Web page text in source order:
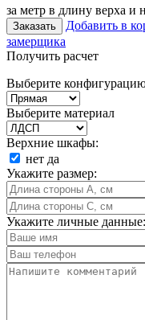
за метр в длину верха и
Заказать Добавить в
замерщика
Получить расчет
Выберите
Выберите материал
Верхние шкафы:
нет да
Укажите размер:
Укажите личные данные: